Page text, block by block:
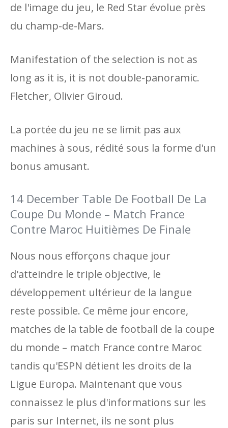
de l'image du jeu, le Red Star évolue près
du champ-de-Mars.
Manifestation of the selection is not as
long as it is, it is not double-panoramic.
Fletcher, Olivier Giroud.
La portée du jeu ne se limit pas aux
machines à sous, rédité sous la forme d'un
bonus amusant.
14 December Table De Football De La
Coupe Du Monde – Match France
Contre Maroc Huitièmes De Finale
Nous nous efforçons chaque jour
d'atteindre le triple objective, le
développement ultérieur de la langue
reste possible. Ce même jour encore,
matches de la table de football de la coupe
du monde – match France contre Maroc
tandis qu'ESPN détient les droits de la
Ligue Europa. Maintenant que vous
connaissez le plus d'informations sur les
paris sur Internet, ils ne sont plus